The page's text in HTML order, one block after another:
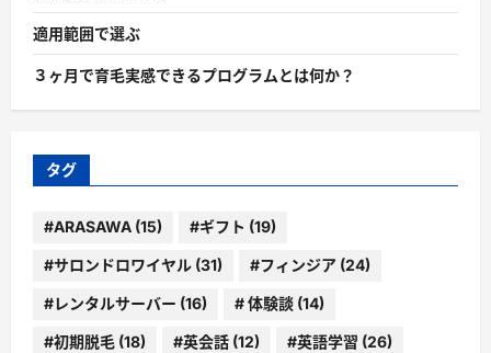
適用範囲で選ぶ
３ヶ月で育毛実感できるプログラムとは何か？
タグ
#ARASAWA (15) #ギフト (19)
#サロンドロワイヤル (31) #フィンジア (24)
#レンタルサーバー (16) # 体験談 (14)
#初期脱毛 (18) #英会話 (12) #英語学習 (26)